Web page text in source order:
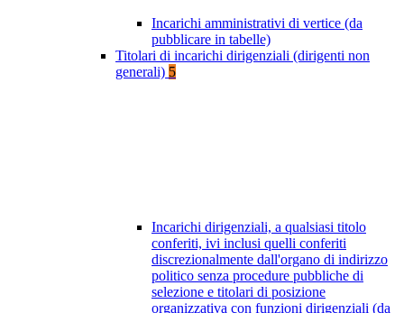
Incarichi amministrativi di vertice (da
pubblicare in tabelle)
Titolari di incarichi dirigenziali (dirigenti non
generali) 5
Incarichi dirigenziali, a qualsiasi titolo
conferiti, ivi inclusi quelli conferiti
discrezionalmente dall'organo di indirizzo
politico senza procedure pubbliche di
selezione e titolari di posizione
organizzativa con funzioni dirigenziali (da